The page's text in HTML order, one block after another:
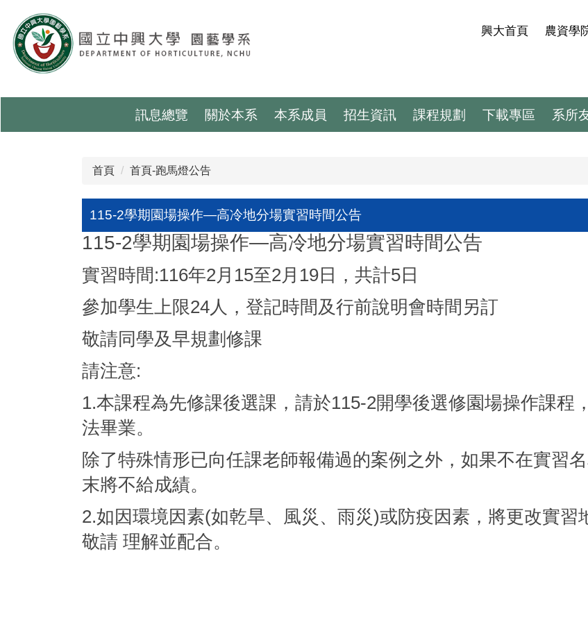
到
主
要
興大首頁 農資學
訊息總覽 關於本系 本系成員 招生資訊 課程規劃 下載專區 系所
首頁 首頁-跑馬燈公告
115-2學期園場操作—高冷地分場實習時間公告
115-2學期園場操作—高冷地分場實習時間公告
實習時間:116年2月15至2月19日，共計5日
參加學生上限24人， 登記時間及行前說明會時間另訂
敬請同學及早規劃修課
請注意:
1.本課程為先修課後選課，請於115-2開學後選修園場操作課程
法畢業。
除了特殊情形已向任課老師報備過的案例之外，如果不在實習
末將不給成績。
2.如因環境因素(如乾旱、風災、雨災)或防疫因素，將更改實習
敬請 理解並配合。